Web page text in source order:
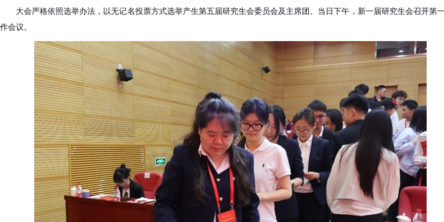
大会严格依照选举办法，以无记名投票方式选举产生第五届研究生会委员会及主席团。当日下午，新一届研究生会召开第
作会议。